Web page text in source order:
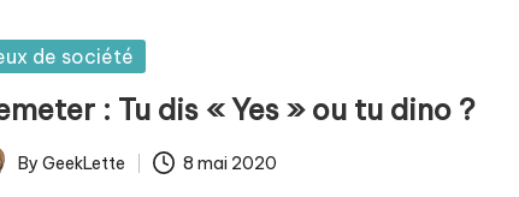
de société
: Tu dis « Yes » ou tu dino ?
By GeekLette 8 mai 2020